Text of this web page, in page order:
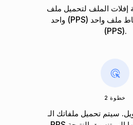
إفلات الملف لتحميل ملف
واحد (PPS) أو سحب وإسقاط ملف واحد
(PPS).
خطوة 2
سيتم تحميل ملفاتك الـ